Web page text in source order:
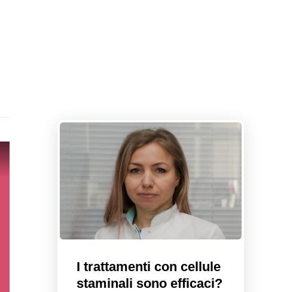
I trattamenti con cellule
staminali sono efficaci?